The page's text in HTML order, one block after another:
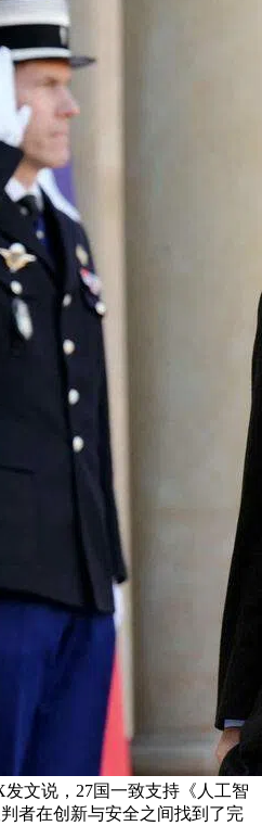
文说，27国一致支持《人工智
者在创新与安全之间找到了完